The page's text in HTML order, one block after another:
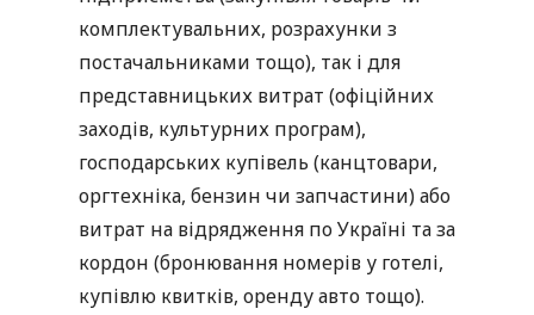
комплектувальних, розрахунки з
постачальниками тощо), так і для
представницьких витрат (офіційних
заходів, культурних програм),
господарських купівель (канцтовари,
оргтехніка, бензин чи запчастини) або
витрат на відрядження по Україні та за
кордон (бронювання номерів у готелі,
купівлю квитків, оренду авто тощо).